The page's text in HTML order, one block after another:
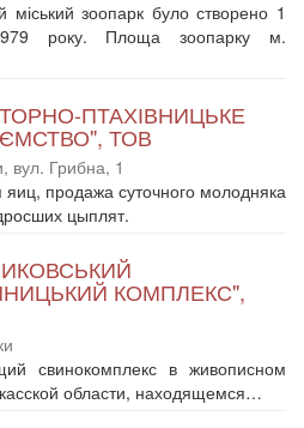
міський зоопарк було створено 1
року. Площа зоопарку м.
ПТАХІВНИЦЬКЕ
ТОВ
вул. Грибна, 1
яиц, продажа суточного молодняка
цыплят.
КОМПЛЕКС",
свинокомплекс в живописном
области, находящемся…